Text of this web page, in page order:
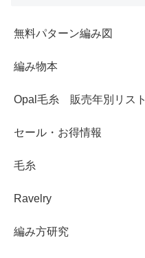
無料パターン編み図
編み物本
Opal毛糸 販売年別リスト
セール・お得情報
毛糸
Ravelry
編み方研究